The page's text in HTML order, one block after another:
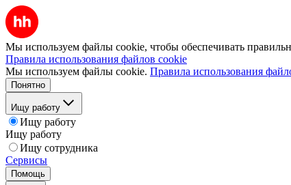
Мы используем файлы cookie, чтобы обеспечивать
Правила использования файлов cookie
Мы используем файлы cookie. Правила использования
Понятно
Ищу работу
Ищу работу
Ищу работу
Ищу сотрудника
Сервисы
Помощь